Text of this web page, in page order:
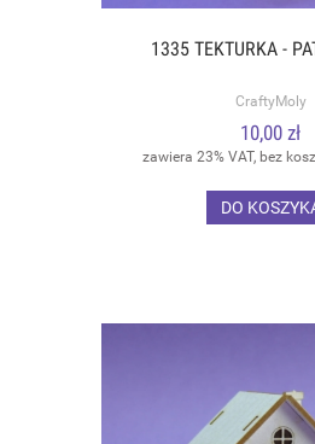
1335 TEKTURKA -
CraftyMoly
10,00 zł
zawiera 23% VAT, bez
DO